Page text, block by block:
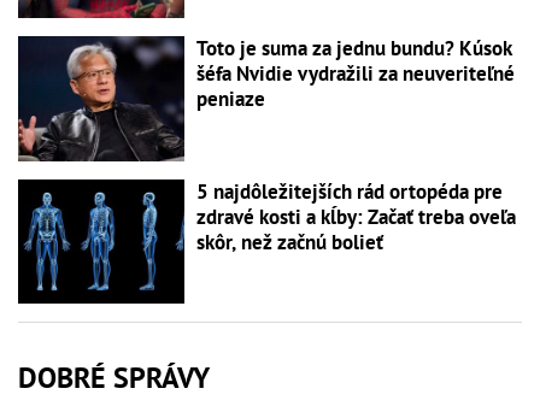
Toto je suma za jednu bundu? Kúsok
šéfa Nvidie vydražili za neuveriteľné
peniaze
5 najdôležitejších rád ortopéda pre
zdravé kosti a kĺby: Začať treba oveľa
skôr, než začnú bolieť
DOBRÉ SPRÁVY